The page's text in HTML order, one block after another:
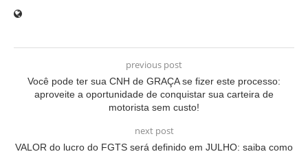
previous post
Você pode ter sua CNH de GRAÇA se fizer este processo:
aproveite a oportunidade de conquistar sua carteira de
motorista sem custo!
next post
VALOR do lucro do FGTS será definido em JULHO: saiba como